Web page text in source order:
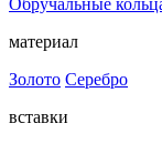
Обручальные
материал
Золото Серебро
вставки